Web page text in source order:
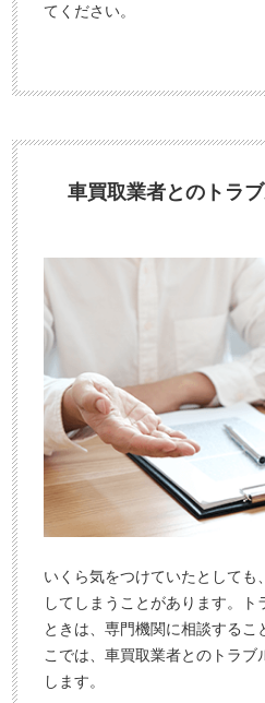
てください。
車買取業者とのトラ
いくら気をつけていたとしても
してしまうことがあります。ト
ときは、専門機関に相談するこ
こでは、車買取業者とのトラブ
します。